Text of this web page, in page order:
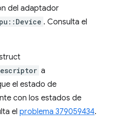
del adaptador
. Consulta el
a
el estado de
con los estados de
el problema 379059434.